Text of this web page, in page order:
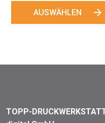
AUSWÄHLEN
TOPP-